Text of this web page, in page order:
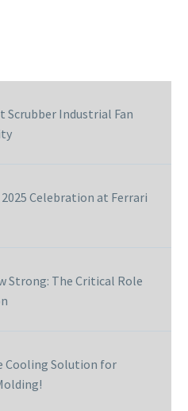
Scrubber Industrial Fan
Celebration at Ferrari
Strong: The Critical Role
Cooling Solution for